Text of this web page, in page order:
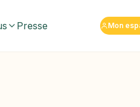
Presse Mon